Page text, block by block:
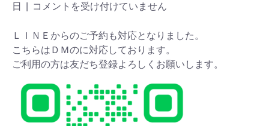
日
コメントを受け付けていません
ＬＩＮＥからのご予約も対応となりました。
こちらはＤＭのに対応しております。
ご利用の方は友だち登録よろしくお願いします。